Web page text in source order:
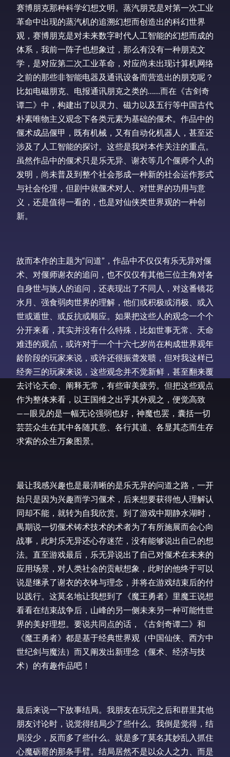
赛博朋克那种科学幻想文明。蒸汽朋克是对第一次工业
革命中出现的蒸汽机的追溯幻想而创造出的科幻世界
观，赛博朋克是对未来数字时代人工智能的幻想而成的
体系，我前一阵子也想象过，那么有没有一种朋克文
学，是对应第二次工业革命，对应尚未出现计算机网络
之前的那些非智能电器及通讯设备而营造出的朋克呢？
比如电磁朋克、电报通讯朋克之类的……而在《古剑奇
谭二》中，构建出了以灵力、磁力以及五行等中国古代
朴素唯物主义观念下各类元素为基础的偃术。作品中的
偃术成品偃甲，既有机械，又有自动化机器人，甚至还
涉及了人工智能的探讨。这些是我对本作关注的重点。
虽然作品中的偃术只是乐无异、谢衣等几个偃师个人的
发明，尚未普及到整个社会形成一种新的社会运作形式
与社会伦理，但剧中就偃术对人、对世界的功用与意
义，还是值得一看的，也是对仙侠类世界观的一种创
新。
故而本作的主题为“问道”，作品中不仅仅有乐无异对偃
术、对偃师谢衣的追问，也不仅仅有其他三位主角对各
自身世与族人的追问，还表现出了不同人，对这番镜花
水月、强食弱肉世界的理解，他们或积极或消极、或入
世或遁世、或反抗或顺应。如果把这些人的观念一个个
分开来看，其实并没有什么特殊，比如世事无常、天命
难违的观点，或许对于一个十六七岁尚在构成世界观年
龄阶段的玩家来说，或许还很振聋发聩，但对我这样已
经奔三的玩家来说，这些观念并不觉新鲜，甚至翻来覆
去讨论天命、阐释无常，有些审美疲劳。但把这些观点
作为整体来看，以王国维之出乎其外观之，便觉高致
——眼见的是一幅无论强弱也好，神魔也罢，囊括一切
芸芸众生在其中各随其意、各行其道、各显其态而生存
求索的众生万象图景。
最让我感兴趣也是最清晰的是乐无异的问道之路，一开
始只是因为兴趣而学习偃术，后来想要获得他人理解认
同却不能，就转为自我欣赏。到了游戏中期静水湖时，
禺期说一切偃术铸术技术的术者为了有所施展而会心向
战事，此时乐无异还心存迷茫，没有能够说出自己的想
法。直至游戏最后，乐无异说出了自己对偃术在未来的
应用场景，对人类社会的贡献想象，此时的他终于可以
说是继承了谢衣的衣钵与理念，并将在游戏结束后的付
以践行。这莫名地让我想到了《魔王勇者》里魔王说想
看看在结束战争后，山峰的另一侧未来另一种可能性世
界的美好理想。要说共同点的话，《古剑奇谭二》和
《魔王勇者》都是基于经典世界观（中国仙侠、西方中
世纪剑与魔法）而又阐发出新理念（偃术、经济与技
术）的有趣作品吧！
最后来说一下故事结局。我朋友在玩完之后和群里其他
朋友讨论时，说觉得结局少了些什么。我倒是觉得，结
局没少，反而多了些什么。就是多了莫名其妙乱入抓住
心魔砺罂的那条手臂。结局居然不是以众人之力、而是